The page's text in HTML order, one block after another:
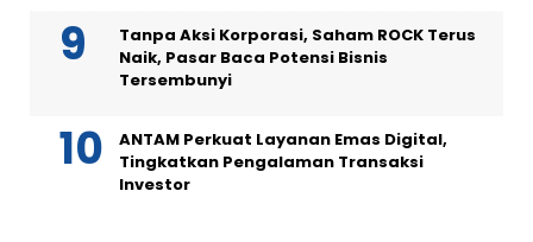
Tanpa Aksi Korporasi, Saham ROCK Terus
Naik, Pasar Baca Potensi Bisnis
Tersembunyi
ANTAM Perkuat Layanan Emas Digital,
Tingkatkan Pengalaman Transaksi
Investor